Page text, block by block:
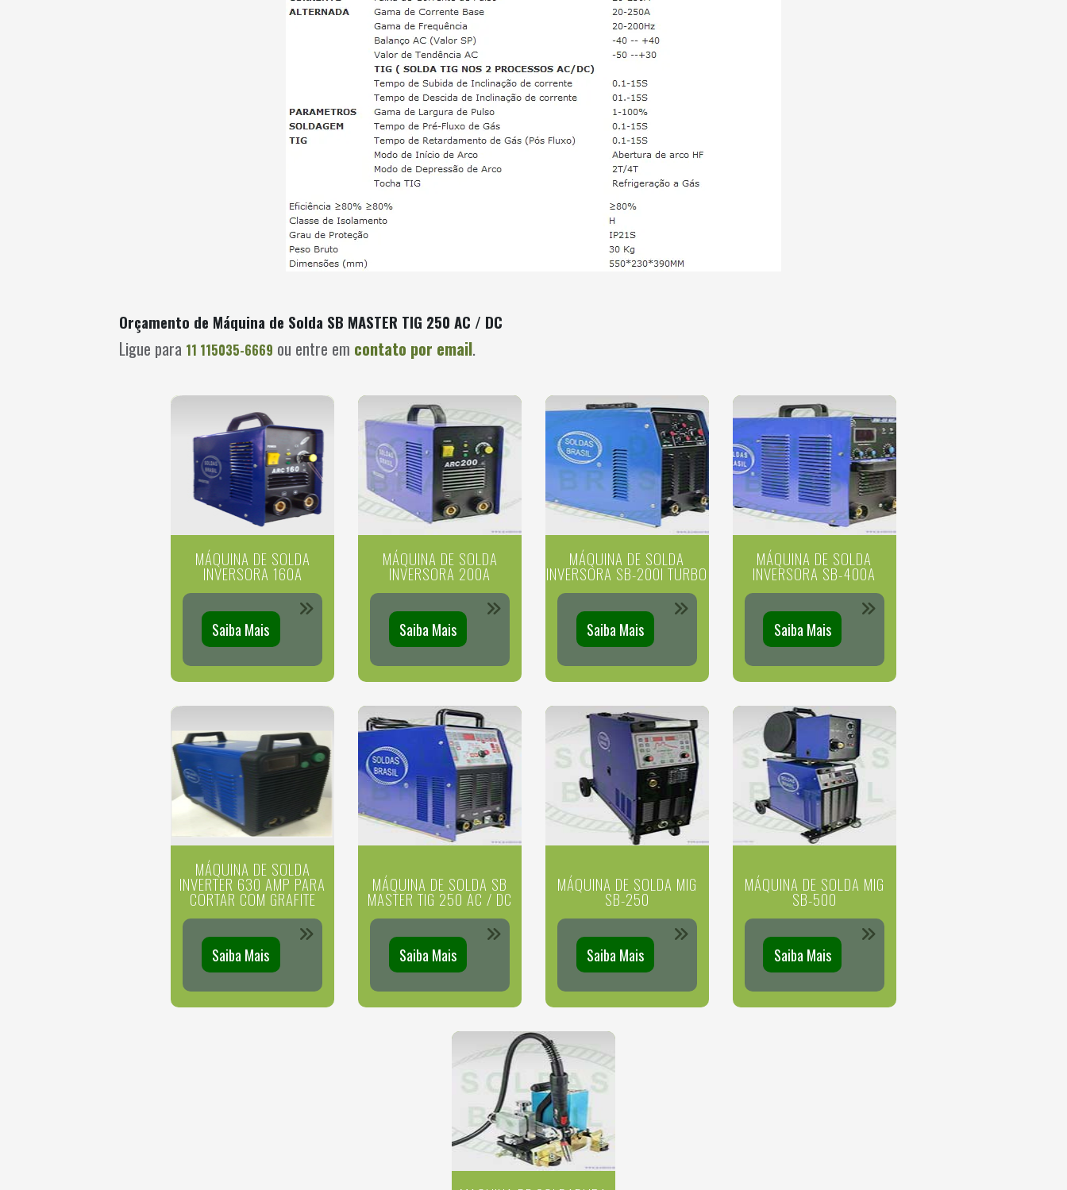
Orçamento de Máquina de Solda SB MASTER TIG 250 AC / DC
Ligue para 11 115035-6669 ou entre em contato por email.
MÁQUINA DE SOLDA
INVERSORA 160A
Saiba Mais
MÁQUINA DE SOLDA
INVERSORA 200A
Saiba Mais
MÁQUINA DE SOLDA
INVERSORA SB-200I TURBO
Saiba Mais
MÁQUINA DE SOLDA
INVERSORA SB-400A
Saiba Mais
MÁQUINA DE SOLDA
INVERTER 630 AMP PARA
CORTAR COM GRAFITE
Saiba Mais
MÁQUINA DE SOLDA SB
MASTER TIG 250 AC / DC
Saiba Mais
MÁQUINA DE SOLDA MIG
SB-250
Saiba Mais
MÁQUINA DE SOLDA MIG
SB-500
Saiba Mais